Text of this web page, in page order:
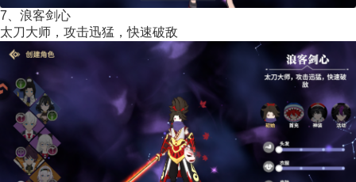
7、浪客剑心
太刀大师，攻击迅猛，快速破敌